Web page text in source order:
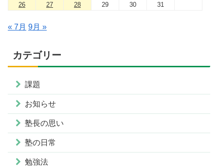
26
27 28 29 30 31
« 7月 9月 »
カテゴリー
課題
お知らせ
塾長の思い
塾の日常
勉強法